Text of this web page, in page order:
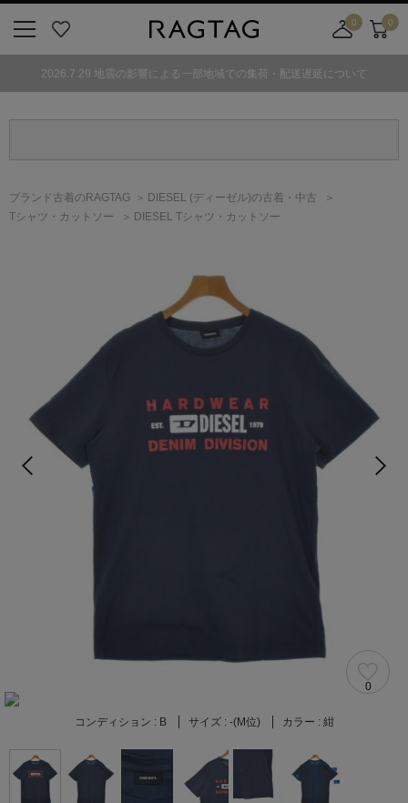
気
0
舗
カ
ト
0
2026.7.29 地震の影響による一部地域での集荷・配送遅延について
ブランド古着のRAGTAG DIESEL (ディーゼル)の古着・中古
Tシャツ・カットソー
DIESEL Tシャツ・カットソー
0
コンディション : B サイズ : -(M位) カラー : 紺